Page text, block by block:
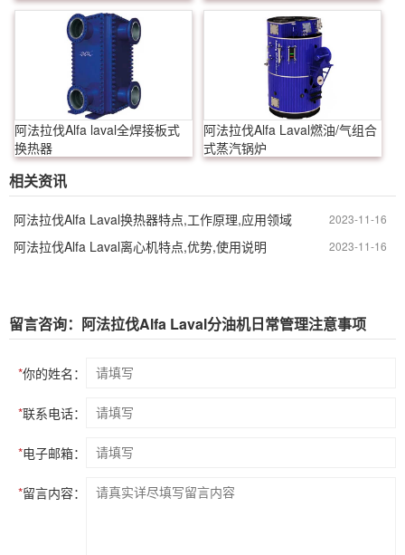
阿法拉伐Alfa laval全焊接板式
换热器
阿法拉伐Alfa Laval燃油/气组合
式蒸汽锅炉
相关资讯
2023-11-16
阿法拉伐Alfa Laval换热器特点,工作原理,应用领域
2023-11-16
阿法拉伐Alfa Laval离心机特点,优势,使用说明
留言咨询：阿法拉伐Alfa Laval分油机日常管理注意事项
*你的姓名：
*联系电话：
*电子邮箱：
*留言内容：